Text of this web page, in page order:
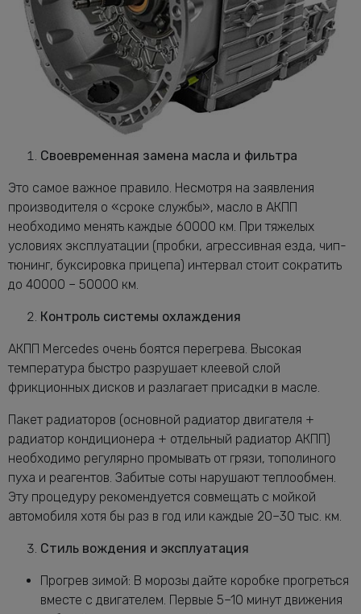
Своевременная замена масла и фильтра
Это самое важное правило. Несмотря на заявления
производителя о «сроке службы», масло в АКПП
необходимо менять каждые 60000 км. При тяжелых
условиях эксплуатации (пробки, агрессивная езда, чип-
тюнинг, буксировка прицепа) интервал стоит сократить
до 40000 – 50000 км.
Контроль системы охлаждения
АКПП Mercedes очень боятся перегрева. Высокая
температура быстро разрушает клеевой слой
фрикционных дисков и разлагает присадки в масле.
Пакет радиаторов (основной радиатор двигателя +
радиатор кондиционера + отдельный радиатор АКПП)
необходимо регулярно промывать от грязи, тополиного
пуха и реагентов. Забитые соты нарушают теплообмен.
Эту процедуру рекомендуется совмещать с мойкой
автомобиля хотя бы раз в год или каждые 20–30 тыс. км.
Стиль вождения и эксплуатация
Прогрев зимой: В морозы дайте коробке прогреться
вместе с двигателем. Первые 5–10 минут движения